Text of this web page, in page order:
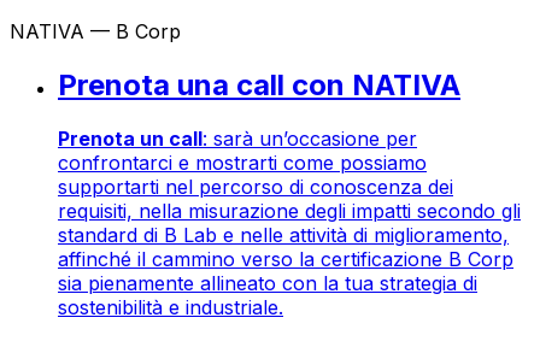
NATIVA — B Corp
Prenota una call con NATIVA
Prenota un call: sarà un’occasione per
confrontarci e mostrarti come possiamo
supportarti nel percorso di conoscenza dei
requisiti, nella misurazione degli impatti secondo gli
standard di B Lab e nelle attività di miglioramento,
affinché il cammino verso la certificazione B Corp
sia pienamente allineato con la tua strategia di
sostenibilità e industriale.